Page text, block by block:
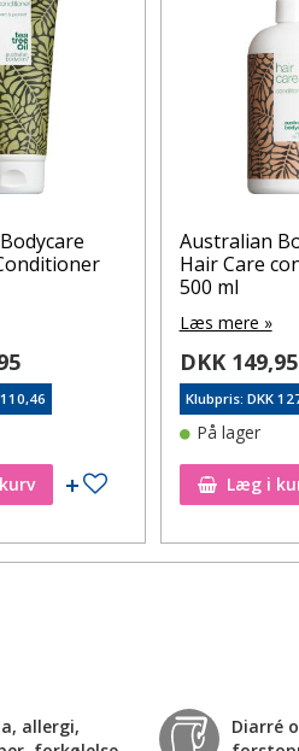
Tilføj til ønskeseddel
Australian
Hair Care
500 ml
Læs mere »
DKK 149,95
Klubpris: DKK
På lager
Læg i
allergi,
Diarré